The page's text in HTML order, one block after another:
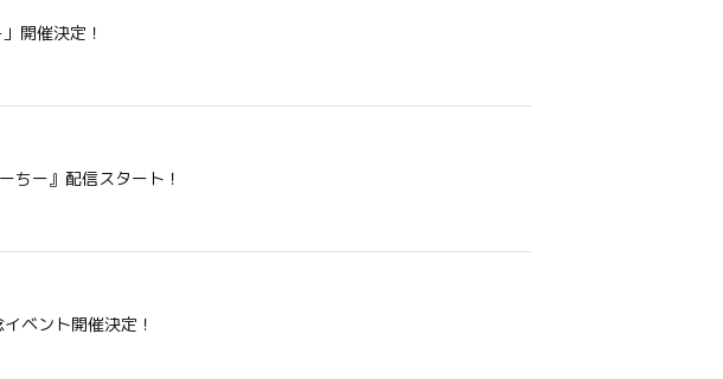
開催決定！
ちー』配信スタート！
ベント開催決定！